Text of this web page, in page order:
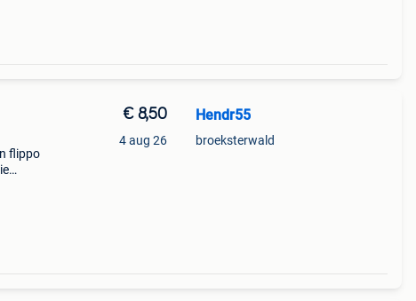
flippo
€ 8,50
4 aug 26
Hendr55
broeksterwald